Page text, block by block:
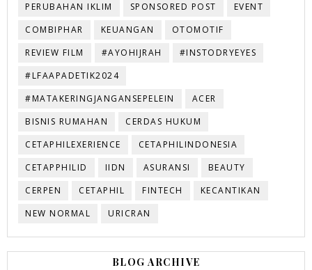
PERUBAHAN IKLIM
SPONSORED POST
EVENT
COMBIPHAR
KEUANGAN
OTOMOTIF
REVIEW FILM
#AYOHIJRAH
#INSTODRYEYES
#LFAAPADETIK2024
#MATAKERINGJANGANSEPELEIN
ACER
BISNIS RUMAHAN
CERDAS HUKUM
CETAPHILEXERIENCE
CETAPHILINDONESIA
CETAPPHILID
IIDN ASURANSI
BEAUTY
CERPEN
CETAPHIL FINTECH
KECANTIKAN
NEW NORMAL
URICRAN
BLOG ARCHIVE